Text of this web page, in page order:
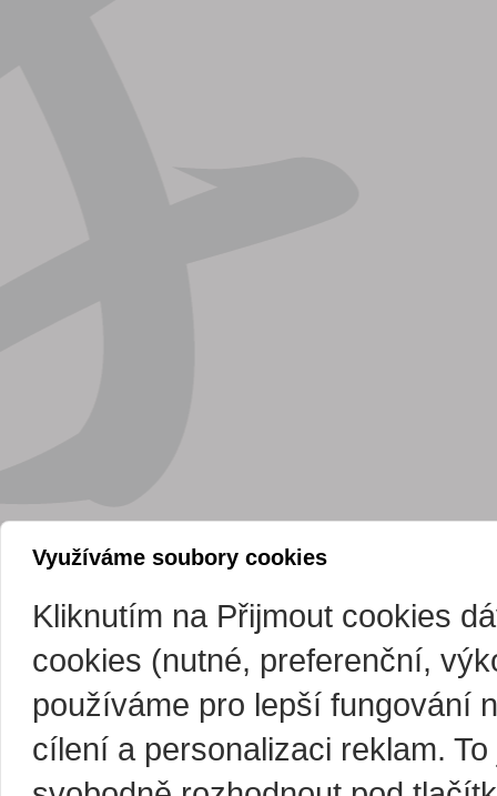
Využíváme soubory cookies
Kliknutím na Přijmout cookies
cookies (nutné, preferenční,
používáme pro lepší fungování
cílení a personalizaci reklam.